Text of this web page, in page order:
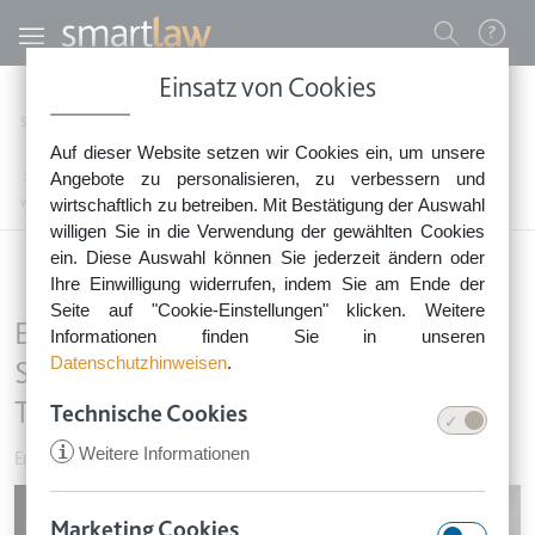
Einsatz von Cookies
Auf dieser Website setzen wir Cookies ein, um unsere
Angebote zu personalisieren, zu verbessern und
wirtschaftlich zu betreiben. Mit Bestätigung der Auswahl
willigen Sie in die Verwendung der gewählten Cookies
ein. Diese Auswahl können Sie jederzeit ändern oder
Ihre Einwilligung widerrufen, indem Sie am Ende der
Seite auf "Cookie-Einstellungen" klicken. Weitere
Informationen finden Sie in unseren
Datenschutzhinweisen.
Technische Cookies
i Weitere Informationen
Direkt zum Inhalt
0800 - 268 4 268 (kostenfrei)
Sie erreichen unser Service-Team:
Montag bis Freitag: 8-18 Uhr
Keine Rechtsberatung.
Benutzermenü
Startseite
Erbvertrag: Vorverstorbene Schlusserbin darf durch neues Testament ersetzt
werden
Erbvertrag: Vorverstorbene
Schlusserbin darf durch neues
Testament ersetzt werden
Erben & Schenken • 17. Februar 2021
Image